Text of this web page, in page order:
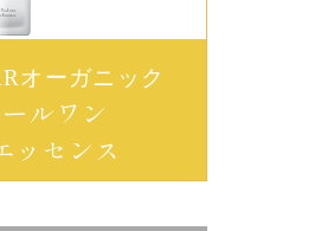
オーガニック
ルワン
ッセンス